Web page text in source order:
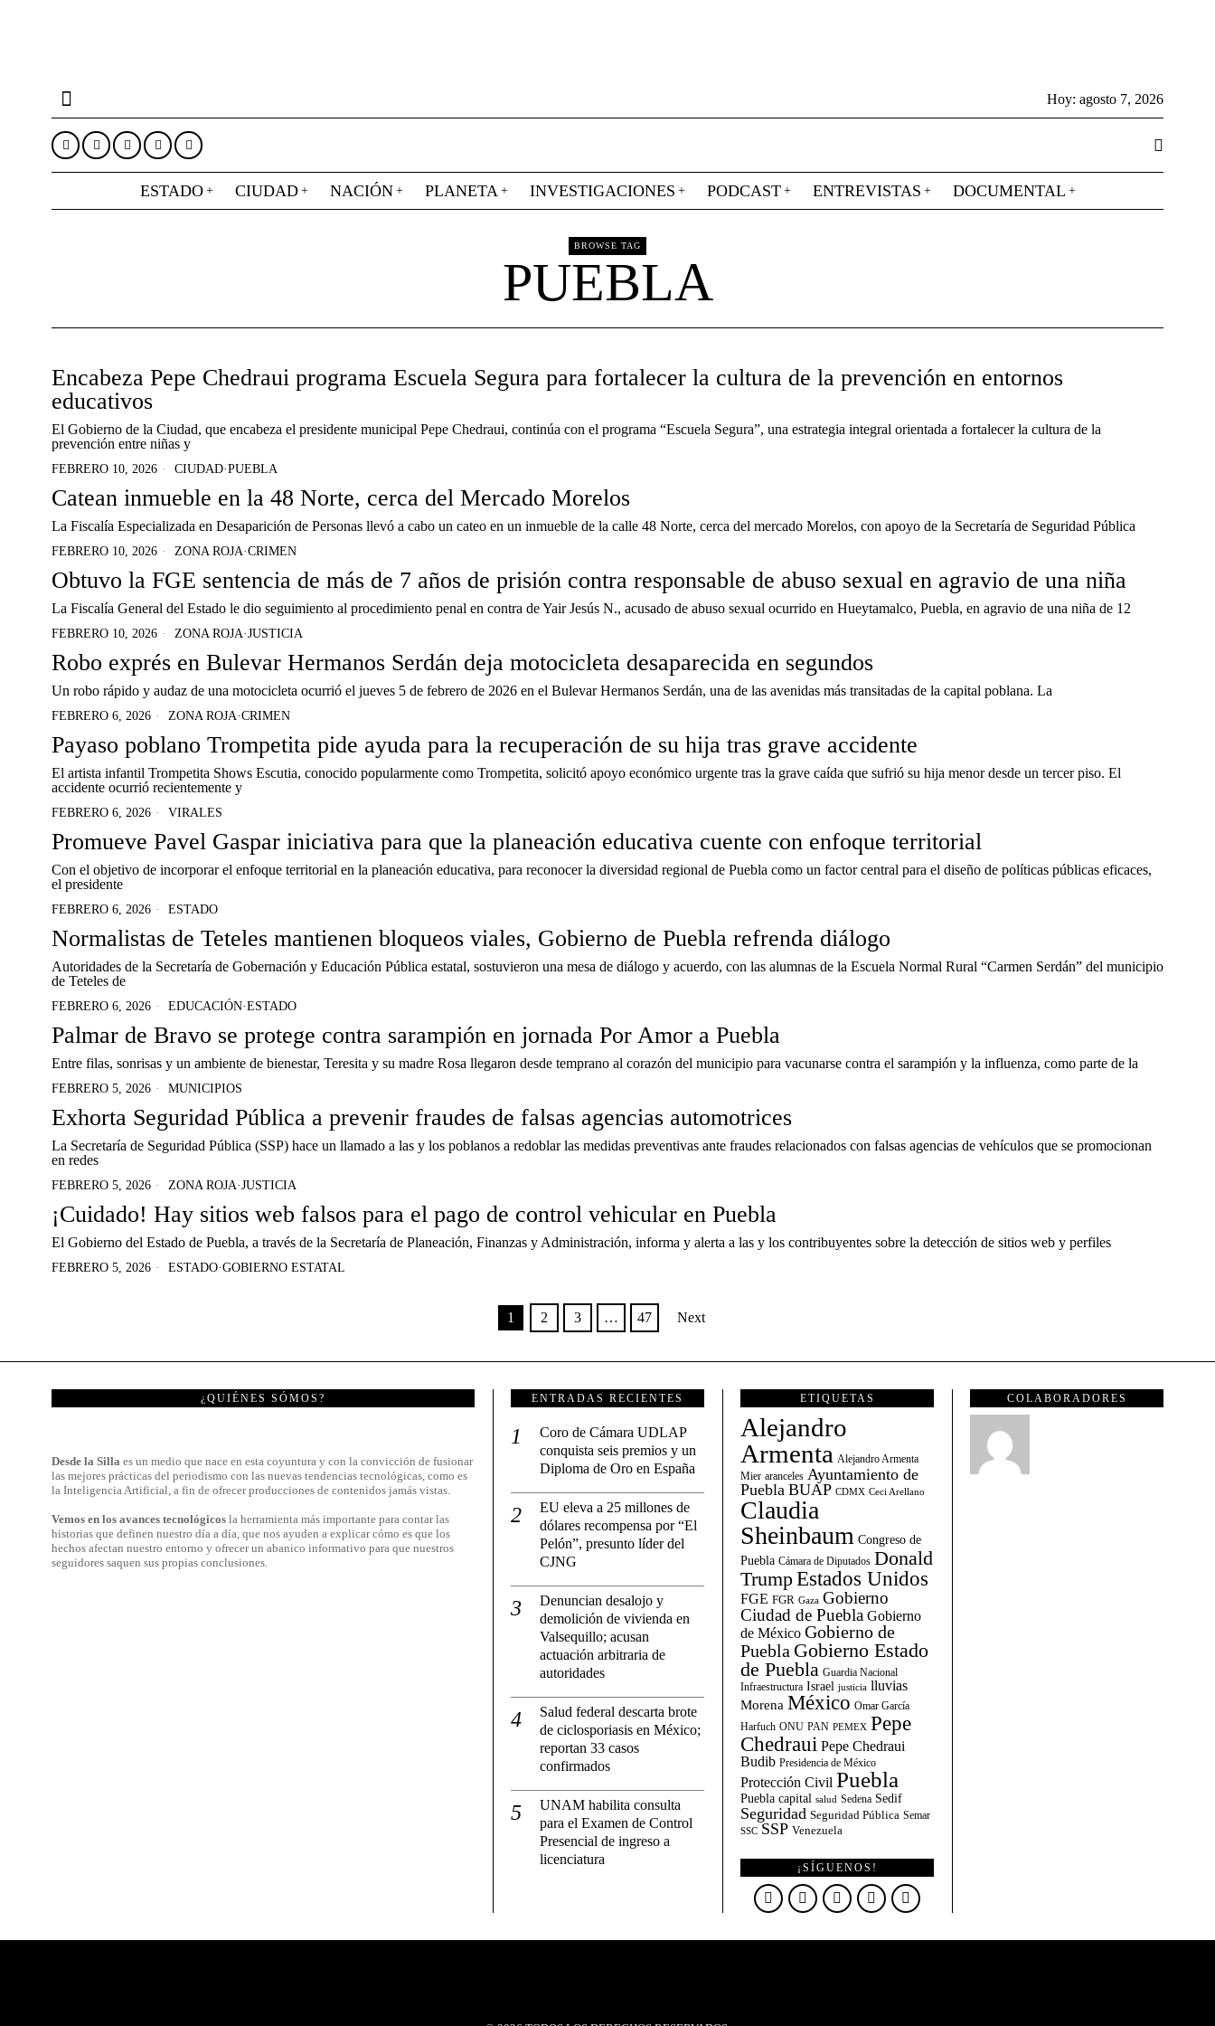
Hoy: agosto 7, 2026
ESTADO CIUDAD NACIÓN PLANETA INVESTIGACIONES PODCAST ENTREVISTAS DOCUMENTAL
BROWSE TAG
PUEBLA
Encabeza Pepe Chedraui programa Escuela Segura para fortalecer la cultura de la prevención en entornos
educativos
El Gobierno de la Ciudad, que encabeza el presidente municipal Pepe Chedraui, continúa con el programa “Escuela Segura”, una estrategia integral orientada a fortalecer la cultura de la
prevención entre niñas y
FEBRERO 10, 2026 CIUDAD·PUEBLA
Catean inmueble en la 48 Norte, cerca del Mercado Morelos
La Fiscalía Especializada en Desaparición de Personas llevó a cabo un cateo en un inmueble de la calle 48 Norte, cerca del mercado Morelos, con apoyo de la Secretaría de Seguridad Pública
FEBRERO 10, 2026 ZONA ROJA·CRIMEN
Obtuvo la FGE sentencia de más de 7 años de prisión contra responsable de abuso sexual en agravio de una niña
La Fiscalía General del Estado le dio seguimiento al procedimiento penal en contra de Yair Jesús N., acusado de abuso sexual ocurrido en Hueytamalco, Puebla, en agravio de una niña de 12
FEBRERO 10, 2026 ZONA ROJA·JUSTICIA
Robo exprés en Bulevar Hermanos Serdán deja motocicleta desaparecida en segundos
Un robo rápido y audaz de una motocicleta ocurrió el jueves 5 de febrero de 2026 en el Bulevar Hermanos Serdán, una de las avenidas más transitadas de la capital poblana. La
FEBRERO 6, 2026 ZONA ROJA·CRIMEN
Payaso poblano Trompetita pide ayuda para la recuperación de su hija tras grave accidente
El artista infantil Trompetita Shows Escutia, conocido popularmente como Trompetita, solicitó apoyo económico urgente tras la grave caída que sufrió su hija menor desde un tercer piso. El
accidente ocurrió recientemente y
FEBRERO 6, 2026 VIRALES
Promueve Pavel Gaspar iniciativa para que la planeación educativa cuente con enfoque territorial
Con el objetivo de incorporar el enfoque territorial en la planeación educativa, para reconocer la diversidad regional de Puebla como un factor central para el diseño de políticas públicas eficaces,
el presidente
FEBRERO 6, 2026 ESTADO
Normalistas de Teteles mantienen bloqueos viales, Gobierno de Puebla refrenda diálogo
Autoridades de la Secretaría de Gobernación y Educación Pública estatal, sostuvieron una mesa de diálogo y acuerdo, con las alumnas de la Escuela Normal Rural “Carmen Serdán” del municipio
de Teteles de
FEBRERO 6, 2026 EDUCACIÓN·ESTADO
Palmar de Bravo se protege contra sarampión en jornada Por Amor a Puebla
Entre filas, sonrisas y un ambiente de bienestar, Teresita y su madre Rosa llegaron desde temprano al corazón del municipio para vacunarse contra el sarampión y la influenza, como parte de la
FEBRERO 5, 2026 MUNICIPIOS
Exhorta Seguridad Pública a prevenir fraudes de falsas agencias automotrices
La Secretaría de Seguridad Pública (SSP) hace un llamado a las y los poblanos a redoblar las medidas preventivas ante fraudes relacionados con falsas agencias de vehículos que se promocionan
en redes
FEBRERO 5, 2026 ZONA ROJA·JUSTICIA
¡Cuidado! Hay sitios web falsos para el pago de control vehicular en Puebla
El Gobierno del Estado de Puebla, a través de la Secretaría de Planeación, Finanzas y Administración, informa y alerta a las y los contribuyentes sobre la detección de sitios web y perfiles
FEBRERO 5, 2026 ESTADO·GOBIERNO ESTATAL
1 2 3 … 47 Next
¿QUIÉNES SÓMOS?
Desde la Silla es un medio que nace en esta coyuntura y con la convicción de fusionar
las mejores prácticas del periodismo con las nuevas tendencias tecnológicas, como es
la Inteligencia Artificial, a fin de ofrecer producciones de contenidos jamás vistas.
Vemos en los avances tecnológicos la herramienta más importante para contar las
historias que definen nuestro día a día, que nos ayuden a explicar cómo es que los
hechos afectan nuestro entorno y ofrecer un abanico informativo para que nuestros
seguidores saquen sus propias conclusiones.
ENTRADAS RECIENTES
Coro de Cámara UDLAP
conquista seis premios y un
Diploma de Oro en España
EU eleva a 25 millones de
dólares recompensa por “El
Pelón”, presunto líder del
CJNG
Denuncian desalojo y
demolición de vivienda en
Valsequillo; acusan
actuación arbitraria de
autoridades
Salud federal descarta brote
de ciclosporiasis en México;
reportan 33 casos
confirmados
UNAM habilita consulta
para el Examen de Control
Presencial de ingreso a
licenciatura
ETIQUETAS
Alejandro
Armenta Alejandro Armenta
Mier aranceles Ayuntamiento de
Puebla BUAP CDMX Ceci Arellano
Claudia
Sheinbaum Congreso de
Puebla Cámara de Diputados Donald
TrumpEstados Unidos
FGE FGR Gaza Gobierno
Ciudad de Puebla Gobierno
de México Gobierno de
Puebla Gobierno Estado
de Puebla Guardia Nacional
Infraestructura Israel justicia lluvias
Morena México Omar García
Harfuch ONU PAN PEMEX Pepe
Chedraui Pepe Chedraui
Budib Presidencia de México
Protección Civil Puebla
Puebla capital salud Sedena Sedif
Seguridad Seguridad Pública Semar
SSC SSP Venezuela
¡SÍGUENOS!
COLABORADORES